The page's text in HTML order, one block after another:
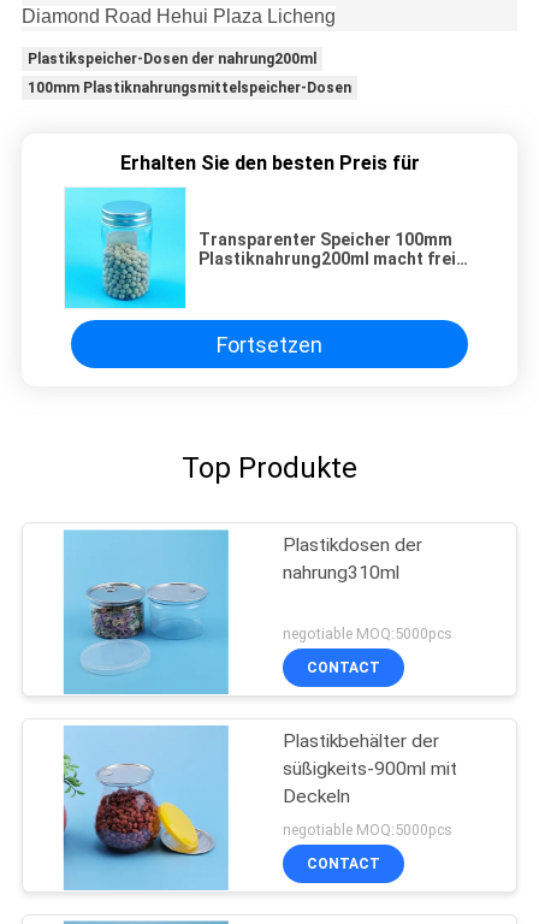
Diamond Road Hehui Plaza Licheng
Plastikspeicher-Dosen der nahrung200ml
100mm Plastiknahrungsmittelspeicher-Dosen
Erhalten Sie den besten Preis für
Transparenter Speicher 100mm
Plastiknahrung200ml macht freies
Fortsetzen
Top Produkte
Plastikdosen der
nahrung310ml
negotiable MOQ:5000pcs
CONTACT
Plastikbehälter der
süßigkeits-900ml mit
Deckeln
negotiable MOQ:5000pcs
CONTACT